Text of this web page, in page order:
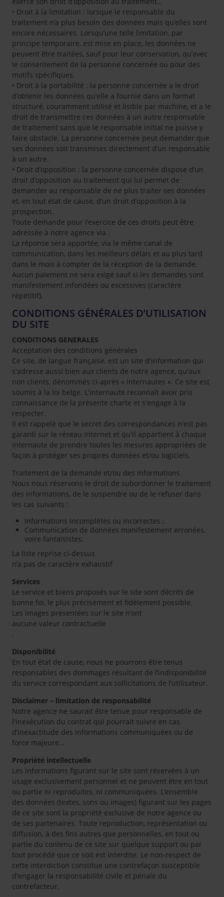
• Droit à la limitation : lorsque le responsable du
traitement n’a plus besoin des données mais qu’elles sont
encore nécessaires. Lorsqu’une telle limitation, par
principe temporaire, est mise en place, les données ne
peuvent être traitées, sauf pour leur conservation, qu’avec
le consentement de la personne concernée ou pour des
motifs spécifiques.
• Droit à la portabilité : la personne concernée a le droit
d’obtenir les données qu’elle a fournie dans un format
structuré, couramment utilisé et lisible par machine, et a le
droit de transmettre ces données à un autre responsable
de traitement sans que le responsable initial ne puisse y
faire obstacle. La personne concernée peut demander que
ses données soit transmises directement d’un responsable
à un autre.
• Droit d’opposition : la personne concernée dispose d’un
droit d’opposition au traitement qui lui permet de
demander au responsable de ne plus traiter ses données
et, en tout état de cause, d’un droit d’opposition à la
prospection.
Toute demande pour l’exercice de ces droits peut être
adressée à notre agence via :
La réponse sera apportée, via le même canal de
communication, dans les meilleurs délais et au plus tard
dans le mois à compter de la réception de la demande.
Aucun paiement ne sera exigé sauf si les demandes sont
manifestement infondées ou excessives (caractère
répétitif).
CONDITIONS GÉNÉRALES D’UTILISATION
DU SITE
CONDITIONS GENERALES
Acceptation des conditions générales
Ce site, de langue française, est un site d'information qui
s'adresse aussi bien aux clients de notre agence, qu'aux
non clients, dénommés ci-après « internautes ». Ce site est
soumis à la loi belge. L'internaute reconnaît avoir pris
connaissance de la présente charte et s'engage à la
respecter.
Il est rappelé que le secret des correspondances n'est pas
garanti sur le réseau Internet et qu'il appartient à chaque
internaute de prendre toutes les mesures appropriées de
façon à protéger ses propres données et/ou logiciels.
Traitement de la demande et/ou des informations
Nous nous réservons le droit de subordonner le traitement
des informations, de le suspendre ou de le refuser dans
les cas suivants :
Informations incomplètes ou incorrectes ;
Communication de données manifestement erronées,
voire fantaisistes;
La liste reprise ci-dessus
n’a pas de caractère exhaustif
Services
Le service et biens proposés sur le site sont décrits de
bonne foi, le plus précisément et fidèlement possible.
Les images présentées sur le site n’ont
aucune valeur contractuelle
.
Disponibilité
En tout état de cause, nous ne pourrons être tenus
responsables des dommages résultant de l’indisponibilité
du service correspondant aux sollicitations de l’utilisateur.
Disclaimer – limitation de responsabilité
Notre agence ne saurait être tenue pour responsable de
l'inexécution du contrat qui pourrait suivre en cas
d’inexactitude des informations communiquées ou de
force majeure…
Propriété intellectuelle
Les informations figurant sur le site sont réservées à un
usage exclusivement personnel et ne peuvent être en tout
ou partie ni reproduites, ni communiquées. L’ensemble
des données (textes, sons ou images) figurant sur les pages
de ce site sont la propriété exclusive de notre agence ou
de ses partenaires. Toute reproduction, représentation ou
diffusion, à des fins autres que personnelles, en tout ou
partie du contenu de ce site sur quelque support ou par
tout procédé que ce soit est interdite. Le non-respect de
cette interdiction constitue une contrefaçon susceptible
d'engager la responsabilité civile et pénale du
contrefacteur.